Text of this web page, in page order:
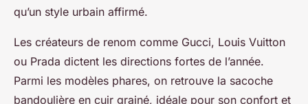
qu’un style urbain affirmé.
Les créateurs de renom comme Gucci, Louis Vuitton
ou Prada dictent les directions fortes de l’année.
Parmi les modèles phares, on retrouve la sacoche
bandoulière en cuir grainé, idéale pour son confort et